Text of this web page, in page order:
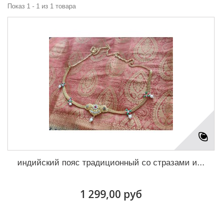
Показ 1 - 1 из 1 товара
индийский пояс традиционный со стразами и...
1 299,00 руб